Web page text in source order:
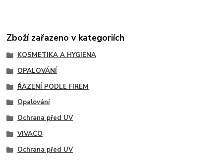
Zboží zařazeno v kategoriích
KOSMETIKA A HYGIENA
OPALOVÁNÍ
ŘAZENÍ PODLE FIREM
Opalování
Ochrana před UV
VIVACO
Ochrana před UV